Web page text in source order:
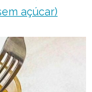
açúcar)